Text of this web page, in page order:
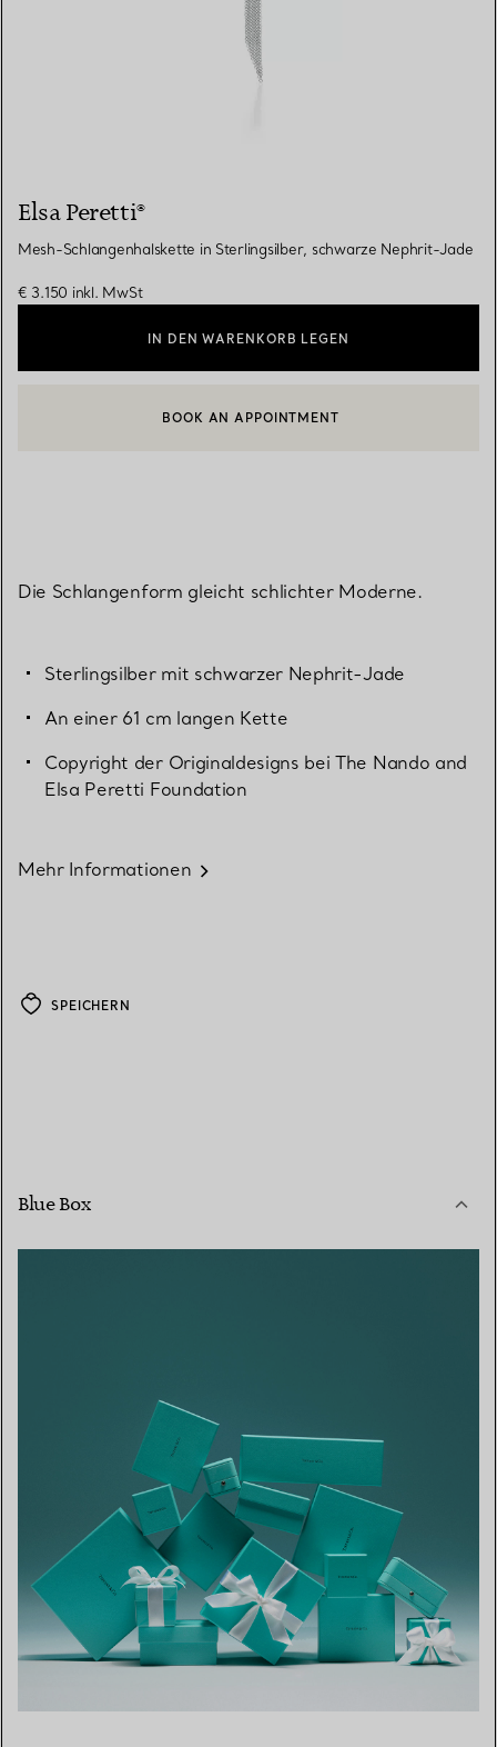
Elsa Peretti®
Mesh-Schlangenhalskette in Sterlingsilber, schwarze Nephrit-Jade
€ 3.150 inkl. MwSt
IN DEN WARENKORB LEGEN
EINEN KUNDENBERATER KONTAKTIEREN ODER EINEN
BOOK AN APPOINTMENT
Die Schlangenform gleicht schlichter Moderne.
Sterlingsilber mit schwarzer Nephrit-Jade
An einer 61 cm langen Kette
Copyright der Originaldesigns bei The Nando and
Elsa Peretti Foundation
Mehr Informationen
SPEICHERN
Blue Box